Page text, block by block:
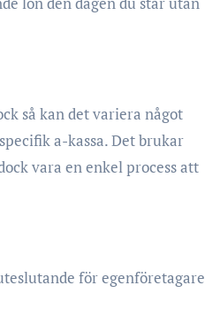
så kan det variera något
a-kassa. Det brukar
vara en enkel process att
för egenföretagare